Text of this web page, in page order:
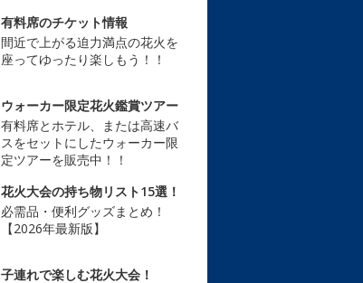
有料席のチケット情報
間近で上がる迫力満点の花火を
座ってゆったり楽しもう！！
ウォーカー限定花火鑑賞ツアー
有料席とホテル、または高速バ
スをセットにしたウォーカー限
定ツアーを販売中！！
花火大会の持ち物リスト15選！
必需品・便利グッズまとめ！
【2026年最新版】
子連れで楽しむ花火大会！